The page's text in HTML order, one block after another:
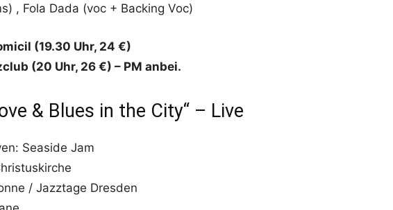
, Fola Dada (voc + Backing Voc)
(19.30 Uhr, 24 €)
(20 Uhr, 26 €) – PM anbei.
& Blues in the City“ – Live
Seaside Jam
/ Jazztage Dresden